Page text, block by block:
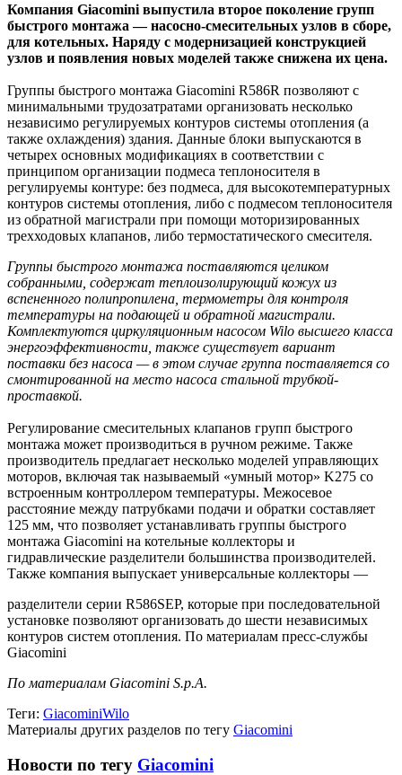
Компания Giacomini выпустила второе поколение групп
быстрого монтажа — насосно-смесительных узлов в сборе,
для котельных. Наряду с модернизацией конструкцией
узлов и появления новых моделей также снижена их цена.
Группы быстрого монтажа Giacomini R586R позволяют с
минимальными трудозатратами организовать несколько
независимо регулируемых контуров системы отопления (а
также охлаждения) здания. Данные блоки выпускаются в
четырех основных модификациях в соответствии с
принципом организации подмеса теплоносителя в
регулируемы контуре: без подмеса, для высокотемпературных
контуров системы отопления, либо с подмесом теплоносителя
из обратной магистрали при помощи моторизированных
трехходовых клапанов, либо термостатического смесителя.
Группы быстрого монтажа поставляются целиком
собранными, содержат теплоизолирующий кожух из
вспененного полипропилена, термометры для контроля
температуры на подающей и обратной магистрали.
Комплектуются циркуляционным насосом Wilo высшего класса
энергоэффективности, также существует вариант
поставки без насоса — в этом случае группа поставляется со
смонтированной на место насоса стальной трубкой-
проставкой.
Регулирование смесительных клапанов групп быстрого
монтажа может производиться в ручном режиме. Также
производитель предлагает несколько моделей управляющих
моторов, включая так называемый «умный мотор» K275 со
встроенным контроллером температуры. Межосевое
расстояние между патрубками подачи и обратки составляет
125 мм, что позволяет устанавливать группы быстрого
монтажа Giacomini на котельные коллекторы и
гидравлические разделители большинства производителей.
Также компания выпускает универсальные коллекторы —
разделители серии R586SEP, которые при последовательной
установке позволяют организовать до шести независимых
контуров систем отопления. По материалам пресс-службы
Giacomini
По материалам Giacomini S.p.A.
Теги: GiacominiWilo
Материалы других разделов по тегу Giacomini
Новости по тегу Giacomini